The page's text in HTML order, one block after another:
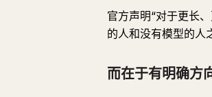
官方声明“对于更长
的人和没有模型的人
而在于有明确方